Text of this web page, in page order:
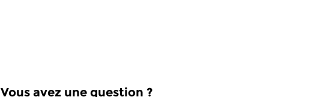
Vous avez une question ?